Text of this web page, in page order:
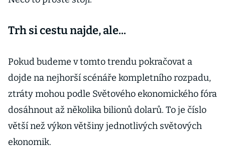
Trh si cestu najde, ale...
Pokud budeme v tomto trendu pokračovat a
dojde na nejhorší scénáře kompletního rozpadu,
ztráty mohou podle Světového ekonomického fóra
dosáhnout až několika bilionů dolarů. To je číslo
větší než výkon většiny jednotlivých světových
ekonomik.